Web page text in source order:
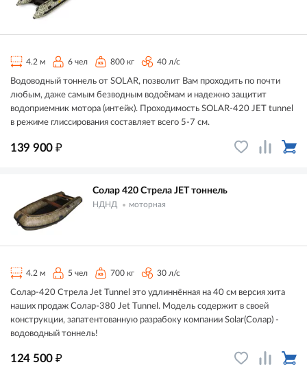
4.2 м 6 чел 800 кг 40 л/с
Водоводный тоннель от SOLAR, позволит Вам проходить по почти
любым, даже самым безводным водоёмам и надежно защитит
водоприемник мотора (интейк). Проходимость SOLAR-420 JET tunnel
в режиме глиссирования составляет всего 5-7 см.
139 900 ₽
Солар 420 Стрела JET тоннель
НДНД моторная
4.2 м 5 чел 700 кг 30 л/с
Солар-420 Стрела Jet Tunnel это удлиннённая на 40 см версия хита
наших продаж Солар-380 Jet Tunnel. Модель содержит в своей
конструкции, запатентованную разрабоку компании Solar(Солар) -
водоводный тоннель!
124 500 ₽